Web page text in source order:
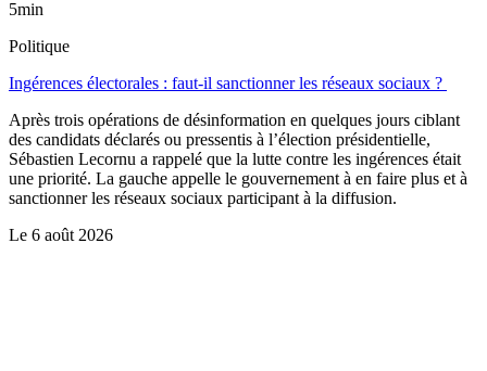
5min
Politique
Ingérences électorales : faut-il sanctionner les réseaux sociaux ?
Après trois opérations de désinformation en quelques jours ciblant
des candidats déclarés ou pressentis à l’élection présidentielle,
Sébastien Lecornu a rappelé que la lutte contre les ingérences était
une priorité. La gauche appelle le gouvernement à en faire plus et à
sanctionner les réseaux sociaux participant à la diffusion.
Le 6 août 2026